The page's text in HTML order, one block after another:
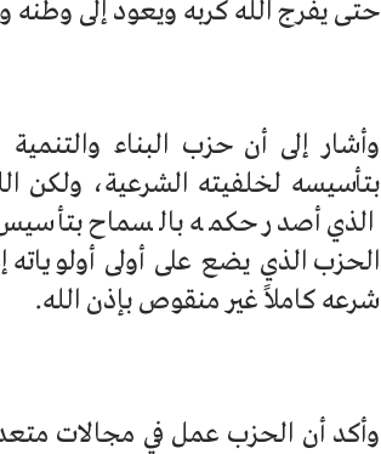
حتى يفرج الله كربه ويعود إلى وطنه
وأشار إلى أن حزب البناء
بتأسيسه لخلفيته الشرعية، ولكن
الذي أصدر حكمه بالسماح
الحزب الذي يضع على أولى أولوياته
شرعه كاملاً غير منقوص بإذن الله.
وأكد أن الحزب عمل في مجالات